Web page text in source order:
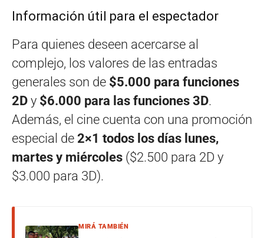
Información útil para el espectador
Para quienes deseen acercarse al
complejo, los valores de las entradas
generales son de $5.000 para funciones
2D y $6.000 para las funciones 3D.
Además, el cine cuenta con una promoción
especial de 2×1 todos los días lunes,
martes y miércoles ($2.500 para 2D y
$3.000 para 3D).
MIRÁ TAMBIÉN